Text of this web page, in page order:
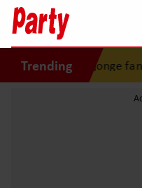
Trending
jonge fan in Madame